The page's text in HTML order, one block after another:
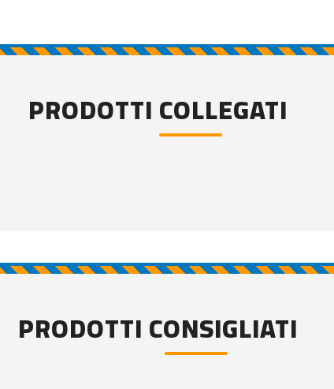
PRODOTTI COLLEGATI
PRODOTTI CONSIGLIATI